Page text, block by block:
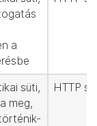
a
süti,
meg,
HTTP